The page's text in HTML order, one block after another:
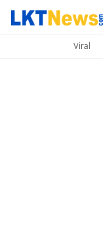
Viral